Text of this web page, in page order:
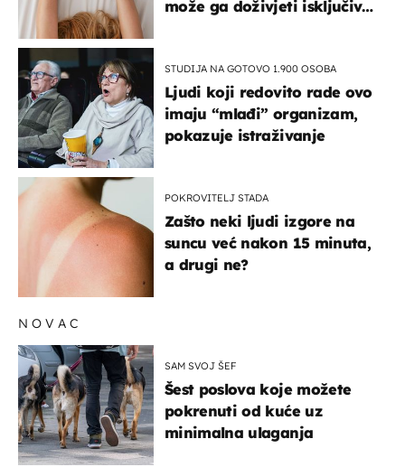
može ga doživjeti isključivo
STUDIJA NA GOTOVO 1.900 OSOBA
Ljudi koji redovito rade ovo
imaju “mlađi” organizam,
pokazuje istraživanje
POKROVITELJ STADA
Zašto neki ljudi izgore na
suncu već nakon 15 minuta,
a drugi ne?
NOVAC
SAM SVOJ ŠEF
Šest poslova koje možete
pokrenuti od kuće uz
minimalna ulaganja